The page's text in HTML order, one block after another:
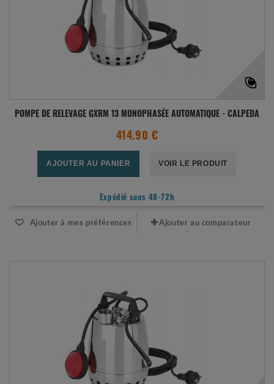
POMPE DE RELEVAGE GXRM 13 MONOPHASÉE AUTOMATIQUE - CALPEDA
414.90 €
AJOUTER AU PANIER VOIR LE PRODUIT
Expédié sous 48-72h
Ajouter à mes préférences Ajouter au comparateur